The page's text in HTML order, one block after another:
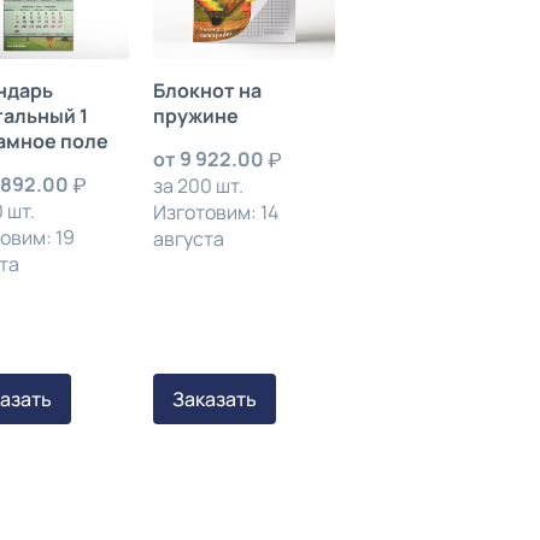
1
поле
шт.
19
Блокнот на
пружине
от 9 922.00
за 200 шт.
Изготовим: 14
августа
Заказать